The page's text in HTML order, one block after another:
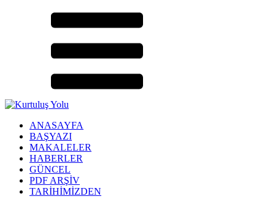
ANASAYFA
BAŞYAZI
MAKALELER
HABERLER
GÜNCEL
PDF ARŞİV
TARİHİMİZDEN